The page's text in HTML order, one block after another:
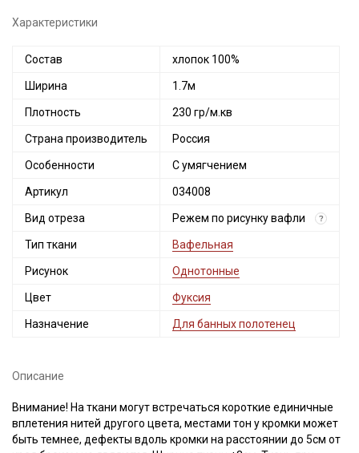
Характеристики
Состав хлопок 100%
Ширина 1.7м
Плотность 230 гр/м.кв
Страна производитель Россия
Особенности С умягчением
Артикул 034008
Вид отреза Режем по рисунку вафли ?
Тип ткани Вафельная
Рисунок Однотонные
Цвет Фуксия
Назначение Для банных полотенец
Описание
Внимание! На ткани могут встречаться короткие единичные
вплетения нитей другого цвета, местами тон у кромки может
быть темнее, дефекты вдоль кромки на расстоянии до 5см от